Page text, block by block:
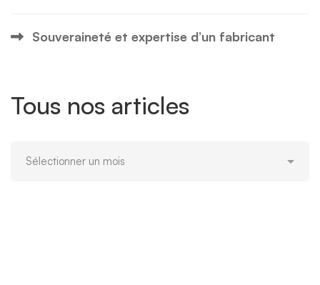
Souveraineté et expertise d’un fabricant
Tous nos articles